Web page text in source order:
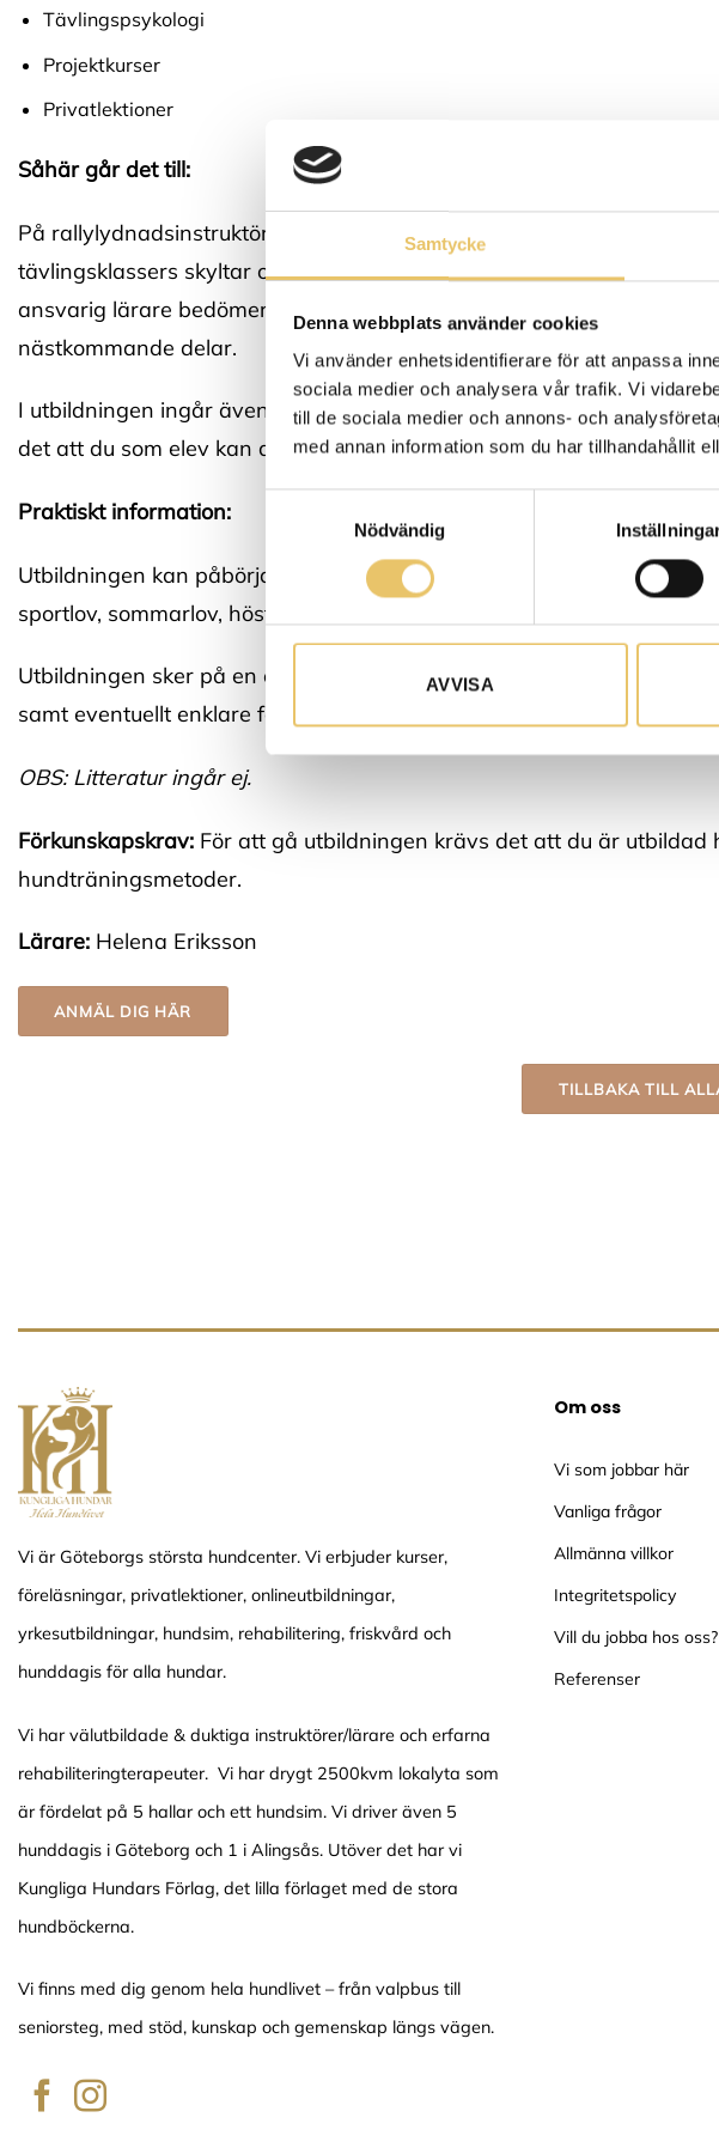
Samtycke
Denna webbplats använder cookies
Vi använder enhetsidentifierare för att anpassa
sociala medier och analysera vår trafik. Vi
till de sociala medier och annons- och
med annan information som du har tillhandahållit
Nödvändig
AVVISA
Tävlingspsykologi
Projektkurser
Privatlektioner
Såhär går det till:
På rallylydnadsinstruktörsutbildningen går vi med hjälp av filmklipp,
tävlingsklassers skyltar och moment för att få god insikt i sporten.
ansvarig lärare bedömer och ger feedback kring, och vissa block
nästkommande delar.
I utbildningen ingår även att hålla projektkurser och privatlektioner i
det att du som elev kan arbeta självständigt men i din egen takt.
Praktiskt information:
Utbildningen kan påbörjas löpande och du har hela 2 år på dig att
sportlov, sommarlov, höstlov, jullov & helgdagar.
Utbildningen sker på en onlineplattform och tillgång till dator och
samt eventuellt enklare form av filmredigeringsprogram.
OBS: Litteratur ingår ej.
Förkunskapskrav: För att gå utbildningen krävs det att du är
hundträningsmetoder.
Lärare: Helena Eriksson
ANMÄL DIG HÄR
TILLBAKA TILL
Vi är Göteborgs största hundcenter. Vi erbjuder kurser,
föreläsningar, privatlektioner, onlineutbildningar,
yrkesutbildningar, hundsim, rehabilitering, friskvård och
hunddagis för alla hundar.
Vi har välutbildade & duktiga instruktörer/lärare och erfarna
rehabiliteringterapeuter. Vi har drygt 2500kvm lokalyta som
är fördelat på 5 hallar och ett hundsim. Vi driver även 5
hunddagis i Göteborg och 1 i Alingsås. Utöver det har vi
Kungliga Hundars Förlag, det lilla förlaget med de stora
hundböckerna.
Vi finns med dig genom hela hundlivet – från valpbus till
seniorsteg, med stöd, kunskap och gemenskap längs vägen.
Om oss
Vi som jobbar här
Vanliga frågor
Allmänna villkor
Integritetspolicy
Vill du jobba hos oss?
Referenser